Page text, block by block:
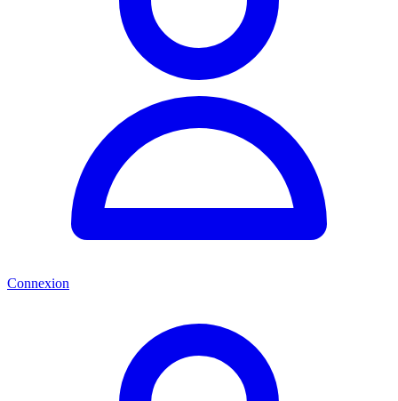
Connexion